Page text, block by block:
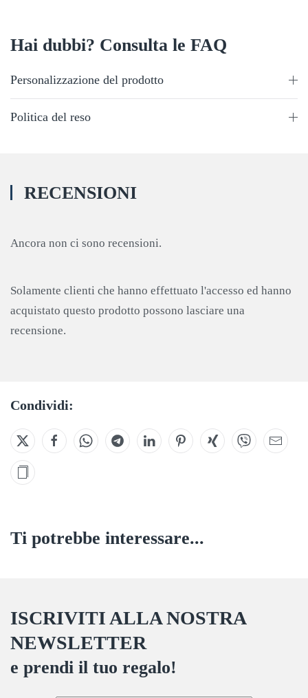
Hai dubbi? Consulta le FAQ
Personalizzazione del prodotto
Politica del reso
RECENSIONI
Ancora non ci sono recensioni.
Solamente clienti che hanno effettuato l'accesso ed hanno
acquistato questo prodotto possono lasciare una
recensione.
Condividi:
Ti potrebbe interessare...
ISCRIVITI ALLA NOSTRA
NEWSLETTER
e prendi il tuo regalo!